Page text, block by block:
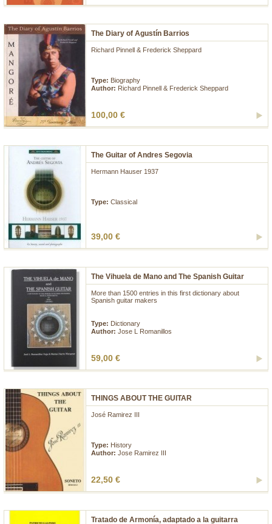
The Diary of Agustín Barrios
Richard Pinnell & Frederick Sheppard
Type: Biography
Author: Richard Pinnell & Frederick Sheppard
100,00 €
The Guitar of Andres Segovia
Hermann Hauser 1937
Type: Classical
39,00 €
The Vihuela de Mano and The Spanish Guitar
More than 1500 entries in this first dictionary about
Spanish guitar makers
Type: Dictionary
Author: Jose L Romanillos
59,00 €
THINGS ABOUT THE GUITAR
José Ramirez III
Type: History
Author: Jose Ramirez III
22,50 €
Tratado de Armonía, adaptado a la guitarra